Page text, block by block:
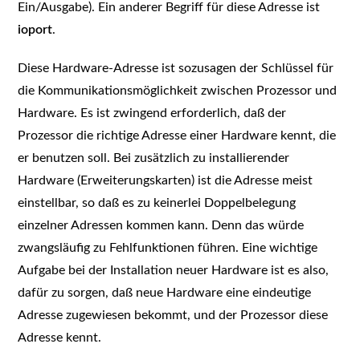
Ein/Ausgabe). Ein anderer Begriff für diese Adresse ist
ioport.
Diese Hardware-Adresse ist sozusagen der Schlüssel für
die Kommunikationsmöglichkeit zwischen Prozessor und
Hardware. Es ist zwingend erforderlich, daß der
Prozessor die richtige Adresse einer Hardware kennt, die
er benutzen soll. Bei zusätzlich zu installierender
Hardware (Erweiterungskarten) ist die Adresse meist
einstellbar, so daß es zu keinerlei Doppelbelegung
einzelner Adressen kommen kann. Denn das würde
zwangsläufig zu Fehlfunktionen führen. Eine wichtige
Aufgabe bei der Installation neuer Hardware ist es also,
dafür zu sorgen, daß neue Hardware eine eindeutige
Adresse zugewiesen bekommt, und der Prozessor diese
Adresse kennt.